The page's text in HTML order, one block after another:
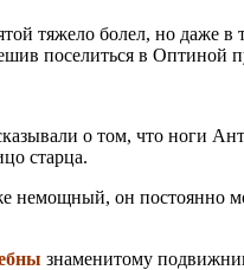
тяжело болел, но даже
поселиться в Оптиной
о том, что ноги
старца.
немощный, он
знаменитому